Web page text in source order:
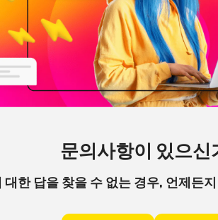
문의사항이 있으신
대한 답을 찾을 수 없는 경우, 언제든